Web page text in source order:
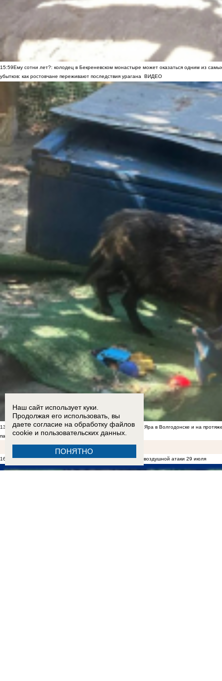
15:59Ему сотни лет?: колодец в Бекреневском монастыре может оказаться одним из
убытков: как ростовчане переживают последствия урагана
ВИДЕО
13:00Енотоподобное нечто поселилось в центре Красного Яра в Волгодонске и на
падения БПЛА
16:30В Таганроге обследуют дом, пострадавший во время воздушной атаки 29 июля
Наш сайт использует куки.
Продолжая его использовать, вы
даете согласие на обработку файлов
cookie и пользовательских данных.
ПОНЯТНО